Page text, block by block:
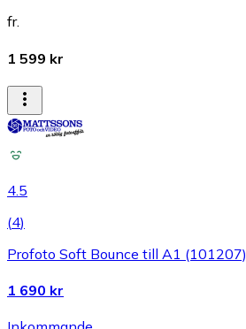
fr.
1 599 kr
4.5
(4)
Profoto Soft Bounce till A1 (101207)
1 690 kr